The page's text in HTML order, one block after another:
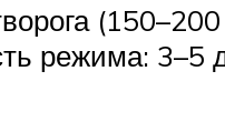
режима: 3–5